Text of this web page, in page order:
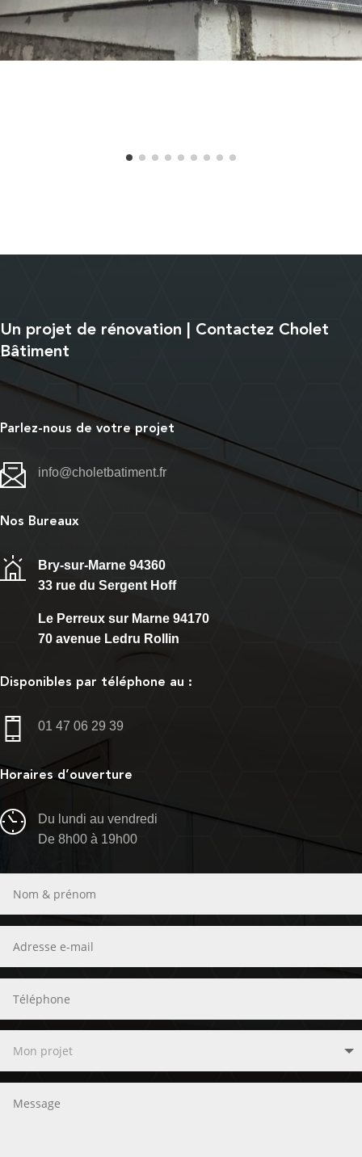
Un projet de rénovation | Contactez Cholet
Bâtiment
Parlez-nous de votre projet
info@choletbatiment.fr
Nos Bureaux
Bry-sur-Marne 94360
33 rue du Sergent Hoff
Le Perreux sur Marne 94170
70 avenue Ledru Rollin
Disponibles par téléphone au :
01 47 06 29 39
Horaires d’ouverture
Du lundi au vendredi
De 8h00 à 19h00